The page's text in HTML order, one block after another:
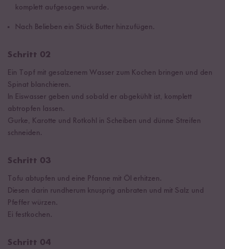
komplett aufgesogen wurde.
Nach Belieben ein Stück Butter hinzufügen.
Schritt 02
Ein Topf mit gesalzenem Wasser zum Kochen bringen und den
Spinat blanchieren.
In Eiswasser geben und sobald er abgekühlt ist, komplett
abtropfen lassen.
Gurke, Karotte und Rotkohl in Scheiben und dünne Streifen
schneiden.
Schritt 03
Tofu abtupfen und eine Pfanne mit Öl erhitzen.
Diesen darin rundherum knusprig anbraten und mit Salz und
Pfeffer würzen.
Ei festkochen.
Schritt 04